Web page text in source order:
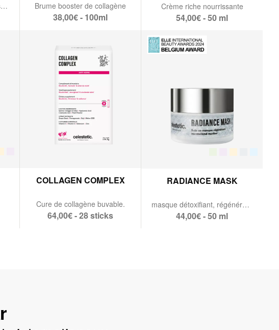
Sérum anti-age aux facteurs de croissance Brume booster de collagène
38,00€ - 100ml
Crème riche nourrissante
54,00€ - 50 ml
COLLAGEN COMPLEX
Cure de collagène buvable.
64,00€ - 28 sticks
RADIANCE MASK
masque détoxifiant, régénérant & protecteur d'ADN.
44,00€ - 50 ml